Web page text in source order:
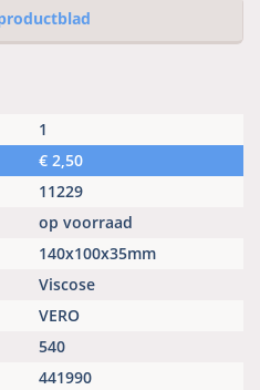
1
€2,50
11229
op voorraad
140x100x35mm
Viscose
VERO
540
441990